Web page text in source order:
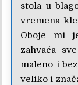
stola u
vremena
Oboje mi
zahvaća
maleno i
veliko i